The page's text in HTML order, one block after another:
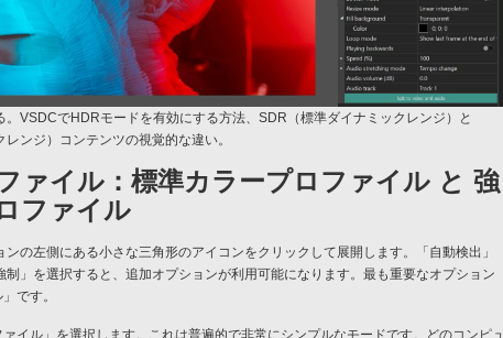
。VSDCでHDRモードを有効にする方法、SDR（標準ダイナミックレンジ）と
ンジ）コンテンツの視覚的な違い。
ァイル：標準カラープロファイル と 強
ファイル
ンの左側にある小さな三角形のアイコンをクリックして展開します。「自動検出」
制」を選択すると、追加オプションが利用可能になります。最も重要なオプション
です。
イル」を選択します。これは普遍的で非常にシンプルなモードです。どのコンピュ